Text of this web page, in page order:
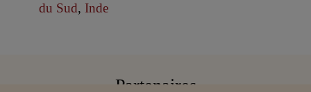
du Sud, Inde
Partenaires